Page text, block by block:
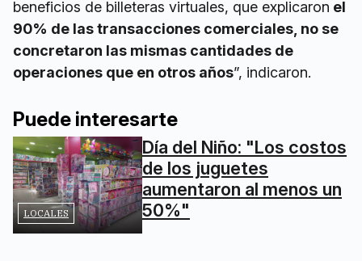
beneficios de billeteras virtuales, que explicaron el
90% de las transacciones comerciales, no se
concretaron las mismas cantidades de
operaciones que en otros años”, indicaron.
Puede interesarte
LOCALES
Día del Niño: "Los costos
de los juguetes
aumentaron al menos un
50%"